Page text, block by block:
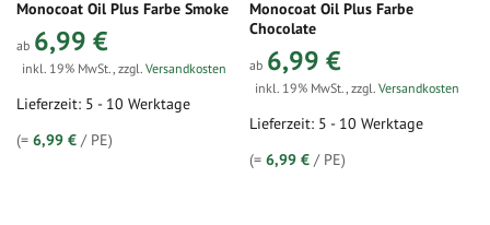
Monocoat Oil Plus Farbe Smoke
ab 6,99 €
inkl. 19% MwSt., zzgl. Versandkosten
Lieferzeit: 5 - 10 Werktage
(= 6,99 € / PE)
Monocoat Oil Plus Farbe
Chocolate
ab 6,99 €
inkl. 19% MwSt.,zzgl.Versandkosten
Lieferzeit: 5 - 10 Werktage
(=6,99 € / PE)